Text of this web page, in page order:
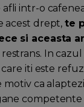
intr-o
acest drept,te
si aceasta
In
iti este
ca